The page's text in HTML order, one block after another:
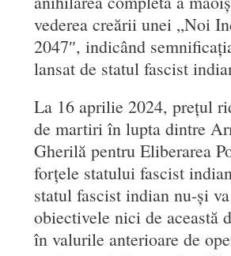
vederea creării unei „Noi
2047″, indicând
lansat de statul fascist
La 16 aprilie 2024, prețul
de martiri în lupta dintre
Gherilă pentru Eliberarea
forțele statului fascist
statul fascist indian nu-și
obiectivele nici de această
în valurile anterioare de